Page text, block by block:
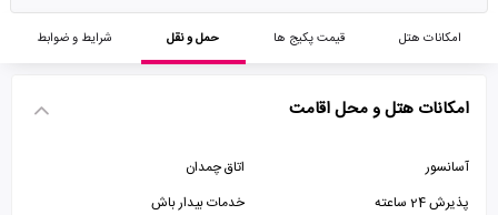
امکانات هتل قیمت پکیج ها حمل و نقل شرایط و ضوابط
امکانات هتل و محل اقامت
آسانسور
اتاق چمدان
پذیرش 24 ساعته
خدمات بیدار باش